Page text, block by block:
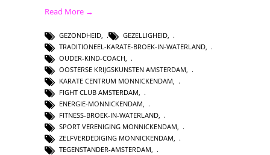
Read More →
GEZONDHEID GEZELLIGHEID
TRADITIONEEL-KARATE-BROEK-IN-WATERLAND
OUDER-KIND-COACH
OOSTERSE KRIJGSKUNSTEN AMSTERDAM
KARATE CENTRUM MONNICKENDAM
FIGHT CLUB AMSTERDAM
ENERGIE-MONNICKENDAM
FITNESS-BROEK-IN-WATERLAND,
SPORT VERENIGING MONNICKENDAM,
ZELFVERDEDIGING MONNICKENDAM,
TEGENSTANDER-AMSTERDAM,